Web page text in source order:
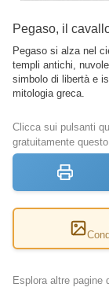
Pegaso, il
Pegaso si alza nel
templi antichi,
simbolo di libertà e
mitologia greca.
Clicca sui pulsanti
gratuitamente
Esplora altre pagine